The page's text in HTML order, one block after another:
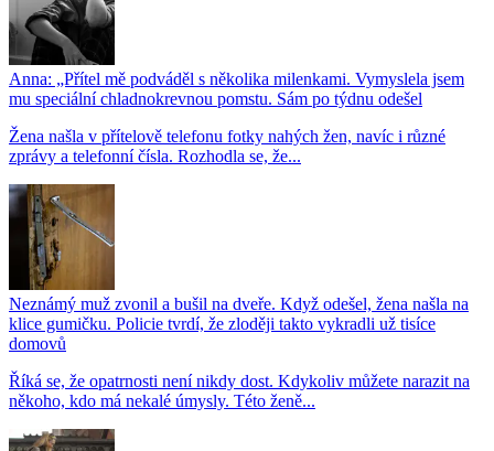
Anna: „Přítel mě podváděl s několika milenkami. Vymyslela jsem
mu speciální chladnokrevnou pomstu. Sám po týdnu odešel
Žena našla v přítelově telefonu fotky nahých žen, navíc i různé
zprávy a telefonní čísla. Rozhodla se, že...
Neznámý muž zvonil a bušil na dveře. Když odešel, žena našla na
klice gumičku. Policie tvrdí, že zloději takto vykradli už tisíce
domovů
Říká se, že opatrnosti není nikdy dost. Kdykoliv můžete narazit na
někoho, kdo má nekalé úmysly. Této ženě...